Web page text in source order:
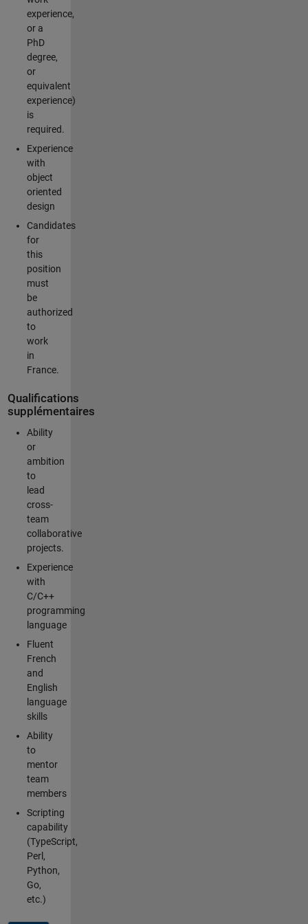
experience,
or a
PhD
degree,
or
equivalent
experience)
is
required.
Experience
with
object
oriented
design
Candidates
for
this
position
must
be
authorized
to
work
in
France.
Qualifications
supplémentaires
Ability
or
ambition
to
lead
cross-
team
collaborative
projects.
Experience
with
C/C++
programming
language
Fluent
French
and
English
language
skills
Ability
to
mentor
team
members
Scripting
capability
(TypeScript,
Perl,
Python,
Go,
etc.)